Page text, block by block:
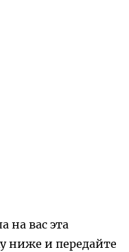
на вас эта
ниже и передайте